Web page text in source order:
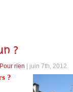
?
rien | juin 7th, 2012
?